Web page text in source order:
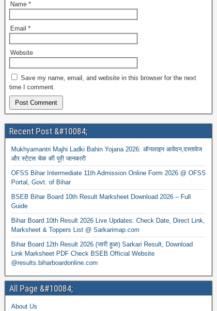
Name *
Email *
Website
Save my name, email, and website in this browser for the next
time I comment.
Recent Post &#10084;
Mukhyamantri Majhi Ladki Bahin Yojana 2026: ऑनलाइन आवेदन,दस्तावेज
और स्टेटस चेक की पूरी जानकारी
OFSS Bihar Intermediate 11th Admission Online Form 2026 @ OFSS
Portal, Govt. of Bihar
BSEB Bihar Board 10th Result Marksheet Download 2026 – Full
Guide
Bihar Board 10th Result 2026 Live Updates: Check Date, Direct Link,
Marksheet & Toppers List @ Sarkarimap.com
Bihar Board 12th Result 2026 (जारी हुआ) Sarkari Result, Download
Link Marksheet PDF Check BSEB Official Website
@results.biharboardonline.com
All Page &#10084;
About Us